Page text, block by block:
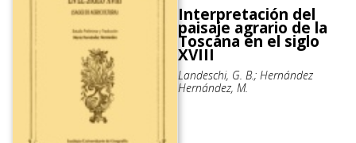
Interpretación del
paisaje agrario de la
Toscana en el siglo
XVIII
Landeschi, G. B.; Hernández
Hernández, M.